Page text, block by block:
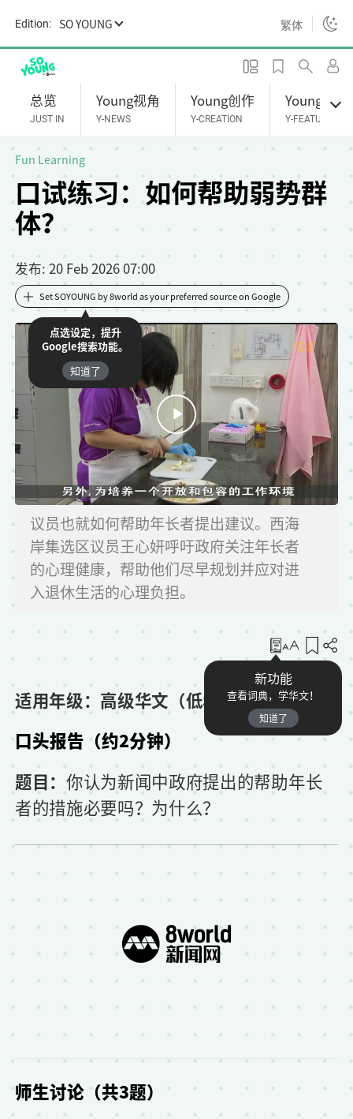
i
Edition: SO YOUNG 繁体
总览
JUST IN
Young视角
Y-NEWS
Young创作
Y-CREATION
Young专题
Y-FEATURES
口试练习：如何帮助弱势群
体？
Fun Learning
发布: 20 Feb 2026 07:00
Set SOYOUNG by 8world as your preferred source on Google
点选设定，提升
Google搜索功能。
知道了
议员也就如何帮助年长者提出建议。西海
岸集选区议员王心妍呼吁政府关注年长者
的心理健康，帮助他们尽早规划并应对进
入退休生活的心理负担。
新功能
查看词典，学华文！
知道了
收藏
适用年级：高级华文（低年级）
口头报告（约2分钟）
题目：你认为新闻中政府提出的帮助年长
者的措施必要吗？为什么？
师生讨论（共3题）